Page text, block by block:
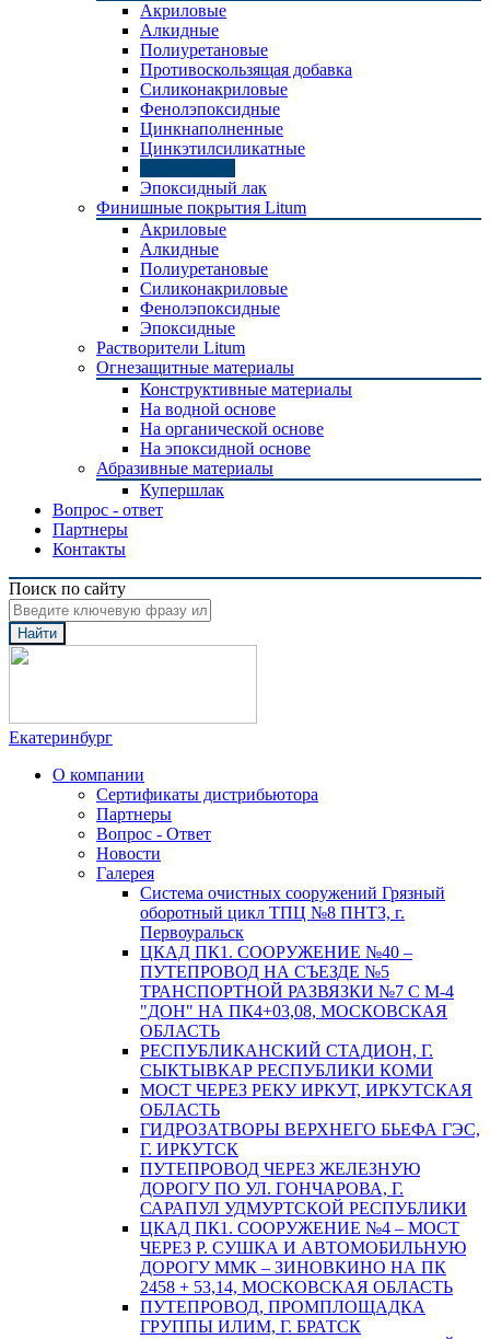
Акриловые
Алкидные
Полиуретановые
Противоскользящая добавка
Силиконакриловые
Фенолэпоксидные
Цинкнаполненные
Цинкэтилсиликатные
Эпоксидный лак
Финишные покрытия Litum
Акриловые
Алкидные
Полиуретановые
Силиконакриловые
Фенолэпоксидные
Эпоксидные
Растворители Litum
Огнезащитные материалы
Конструктивные материалы
На водной основе
На органической основе
На эпоксидной основе
Абразивные материалы
Купершлак
Вопрос - ответ
Партнеры
Контакты
Поиск по сайту
Найти
Екатеринбург
О компании
Сертификаты дистрибьютора
Партнеры
Вопрос - Ответ
Новости
Галерея
Система очистных сооружений Грязный
оборотный цикл ТПЦ №8 ПНТЗ, г.
Первоуральск
ЦКАД ПК1. СООРУЖЕНИЕ №40 –
ПУТЕПРОВОД НА СЪЕЗДЕ №5
ТРАНСПОРТНОЙ РАЗВЯЗКИ №7 С М-4
"ДОН" НА ПК4+03,08, МОСКОВСКАЯ
ОБЛАСТЬ
РЕСПУБЛИКАНСКИЙ СТАДИОН, Г.
СЫКТЫВКАР РЕСПУБЛИКИ КОМИ
МОСТ ЧЕРЕЗ РЕКУ ИРКУТ, ИРКУТСКАЯ
ОБЛАСТЬ
ГИДРОЗАТВОРЫ ВЕРХНЕГО БЬЕФА ГЭС,
Г. ИРКУТСК
ПУТЕПРОВОД ЧЕРЕЗ ЖЕЛЕЗНУЮ
ДОРОГУ ПО УЛ. ГОНЧАРОВА, Г.
САРАПУЛ УДМУРТСКОЙ РЕСПУБЛИКИ
ЦКАД ПК1. СООРУЖЕНИЕ №4 – МОСТ
ЧЕРЕЗ Р. СУШКА И АВТОМОБИЛЬНУЮ
ДОРОГУ ММК – ЗИНОВКИНО НА ПК
2458 + 53,14, МОСКОВСКАЯ ОБЛАСТЬ
ПУТЕПРОВОД, ПРОМПЛОЩАДКА
ГРУППЫ ИЛИМ, Г. БРАТСК